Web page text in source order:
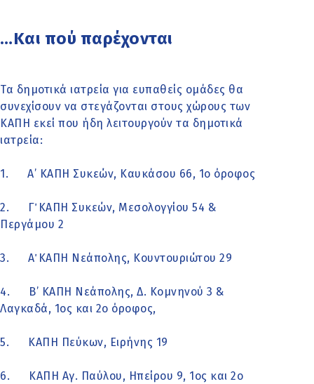
…Και πού παρέχονται
Τα δημοτικά ιατρεία για ευπαθείς ομάδες θα
συνεχίσουν να στεγάζονται στους χώρους των
ΚΑΠΗ εκεί που ήδη λειτουργούν τα δημοτικά
ιατρεία:
1. Α’ ΚΑΠΗ Συκεών, Καυκάσου 66, 1ο όροφος
2. Γ΄ ΚΑΠΗ Συκεών, Μεσολογγίου 54 &
Περγάμου 2
3. Α΄ ΚΑΠΗ Νεάπολης, Κουντουριώτου 29
4. Β’ ΚΑΠΗ Νεάπολης, Δ. Κομνηνού 3 &
Λαγκαδά, 1ος και 2ο όροφος,
5. ΚΑΠΗ Πεύκων, Ειρήνης 19
6. ΚΑΠΗ Αγ. Παύλου, Ηπείρου 9, 1ος και 2ο